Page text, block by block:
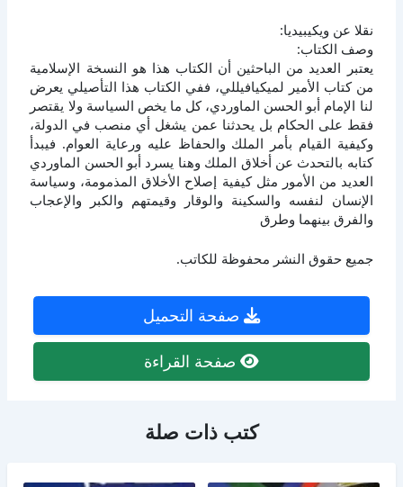
نقلا عن ويكيبيديا:
وصف الكتاب:
يعتبر العديد من الباحثين أن الكتاب هذا هو النسخة الإسلامية
من كتاب الأمير لميكيافيللي، ففي الكتاب هذا التأصيلي يعرض
لنا الإمام أبو الحسن الماوردي، كل ما يخص السياسة ولا يقتصر
فقط على الحكام بل يحدثنا عمن يشغل أي منصب في الدولة،
وكيفية القيام بأمر الملك والحفاظ عليه ورعاية العوام. فيبدأ
كتابه بالتحدث عن أخلاق الملك وهنا يسرد أبو الحسن الماوردي
العديد من الأمور مثل كيفية إصلاح الأخلاق المذمومة، وسياسة
الإنسان لنفسه والسكينة والوقار وقيمتهم والكبر والإعجاب
والفرق بينهما وطرق
جميع حقوق النشر محفوظة للكاتب.
صفحة التحميل
صفحة القراءة
كتب ذات صلة